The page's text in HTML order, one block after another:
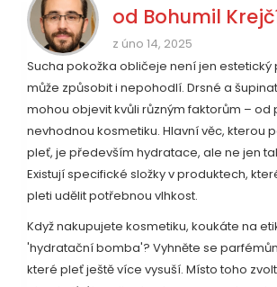
od Bohumil
z úno 14, 2025
Sucha pokožka obličeje není jen estetický
může způsobit i nepohodlí. Drsné a
mohou objevit kvůli různým faktorům – od
nevhodnou kosmetiku. Hlavní věc, kterou
pleť, je především hydratace, ale ne jen
Existují specifické složky v produktech,
pleti udělit potřebnou vlhkost.
Když nakupujete kosmetiku, koukáte na
'hydratační bomba'? Vyhněte se
které pleť ještě více vysuší. Místo toho